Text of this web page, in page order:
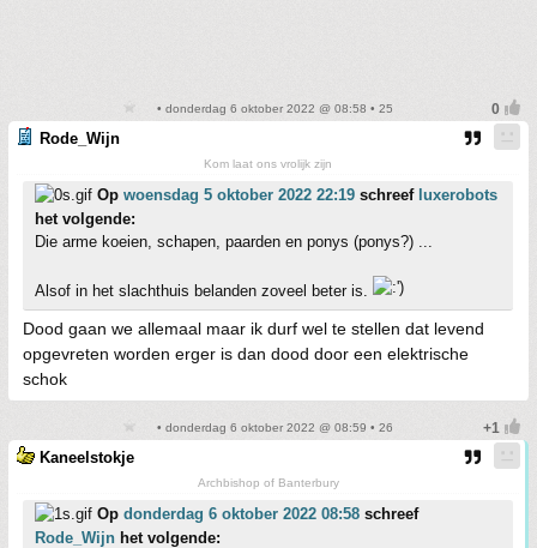
• donderdag 6 oktober 2022 @ 08:58 • 25
Rode_Wijn
Kom laat ons vrolijk zijn
Op woensdag 5 oktober 2022 22:19 schreef luxerobots
het volgende:
Die arme koeien, schapen, paarden en ponys (ponys?) ...
Alsof in het slachthuis belanden zoveel beter is.
Dood gaan we allemaal maar ik durf wel te stellen dat levend
opgevreten worden erger is dan dood door een elektrische
schok
• donderdag 6 oktober 2022 @ 08:59 • 26
Kaneelstokje
Archbishop of Banterbury
Op donderdag 6 oktober 2022 08:58 schreef
Rode_Wijn het volgende: